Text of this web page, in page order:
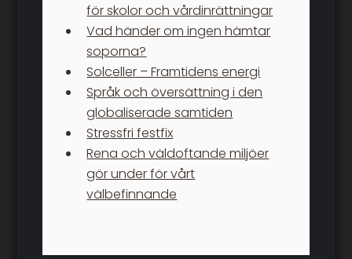
för skolor och vårdinrättningar
Vad händer om ingen hämtar
soporna?
Solceller – Framtidens energi
Språk och översättning i den
globaliserade samtiden
Stressfri festfix
Rena och väldoftande miljöer
gör under för vårt
välbefinnande